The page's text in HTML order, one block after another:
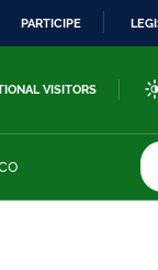
PARTICIPE
VISITORS